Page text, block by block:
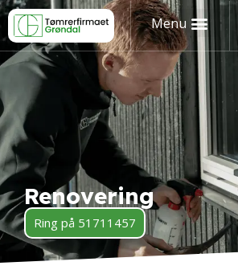
Renovering
Ring på 51711457